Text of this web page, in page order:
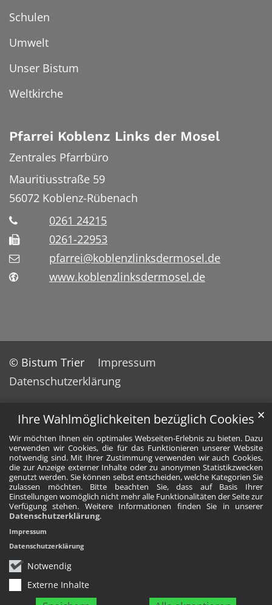
Ihre Wahlmöglichkeiten bezüglich Cookies
Wir möchten Ihnen ein optimales Webseiten-Erlebnis zu bieten. Dazu
verwenden wir Cookies, die für das Funktionieren unserer Website
notwendig sind. Mit Ihrer Zustimmung verwenden wir auch Cookies,
die zur Anzeige externer Inhalte oder zu anonymen Statistikzwecken
genutzt werden. Sie können selbst entscheiden, welche Kategorien Sie
zulassen möchten. Bitte beachten Sie, dass auf Basis Ihrer
Einstellungen womöglich nicht mehr alle Funktionalitäten der Seite zur
Verfügung stehen. Weitere Informationen finden Sie in unserer
Datenschutzerklärung.
Notwendig
Externe Inhalte
✕
Impressum
Datenschutzerklärung
Schulen
Umwelt
Unser Bistum
Weltkirche
Pfarrei Koblenz Links der Mosel
Zentrales Pfarrbüro
Mauritiusstraße 59
56072 Koblenz-Rübenach
0261 24215
0261-22953
pfarrei@koblenzlinksdermosel.de
www.koblenzlinksdermosel.de
© Bistum Trier
Impressum
Datenschutzerklärung